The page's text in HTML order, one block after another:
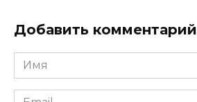
Добавить комментарий
Имя
*
Email